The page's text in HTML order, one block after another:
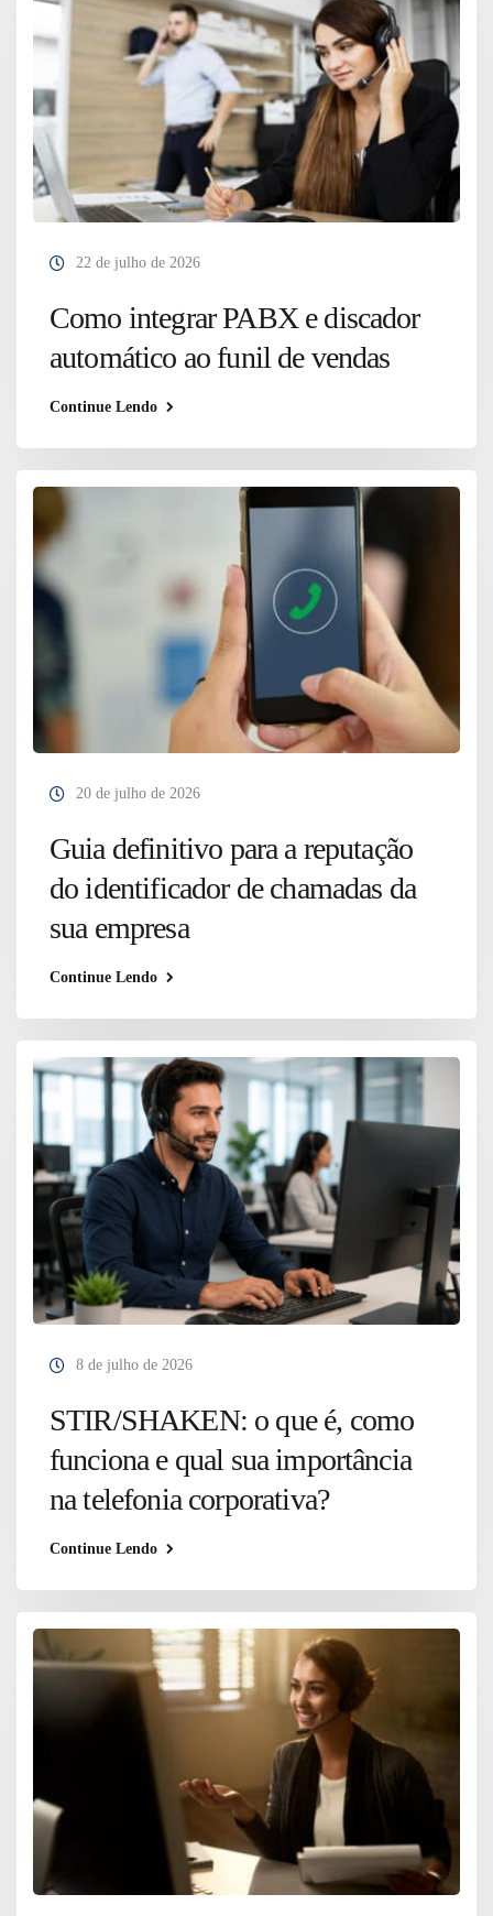
22 de julho de 2026
Como integrar PABX e discador
automático ao funil de vendas
Continue Lendo
20 de julho de 2026
Guia definitivo para a reputação
do identificador de chamadas da
sua empresa
Continue Lendo
8 de julho de 2026
STIR/SHAKEN: o que é, como
funciona e qual sua importância
na telefonia corporativa?
Continue Lendo